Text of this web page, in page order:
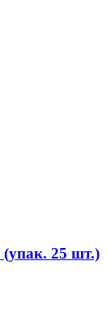
25 шт.)